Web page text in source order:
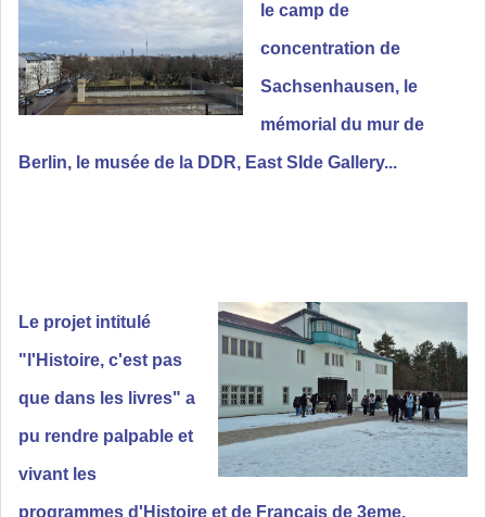
le camp de
concentration de
Sachsenhausen, le
mémorial du mur de
Berlin, le musée de la DDR, East SIde Gallery...
Le projet intitulé
"l'Histoire, c'est pas
que dans les livres" a
pu rendre palpable et
vivant les
programmes d'Histoire et de Français de 3eme.